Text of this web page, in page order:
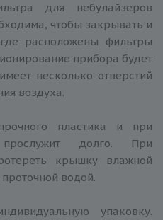
для небулайзеров
чтобы закрывать и
расположены фильтры
прибора будет
несколько отверстий
воздуха.
пластика и при
долго. При
крышку влажной
водой.
упаковку.